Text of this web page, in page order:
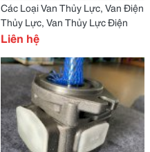
Các Loại Van Thủy Lực, Van Điện
Thủy Lực, Van Thủy Lực Điện
Liên hệ